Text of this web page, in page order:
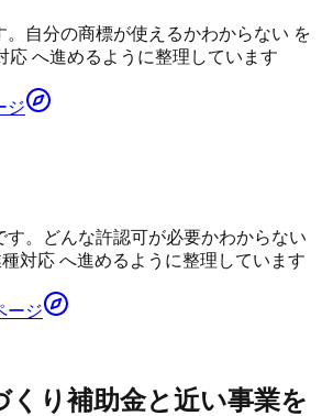
。自分の商標が使えるかわからない を
応 へ進めるように整理しています
ジ
す。どんな許認可が必要かわからない
対応 へ進めるように整理しています
ージ
くり補助金と近い事業を